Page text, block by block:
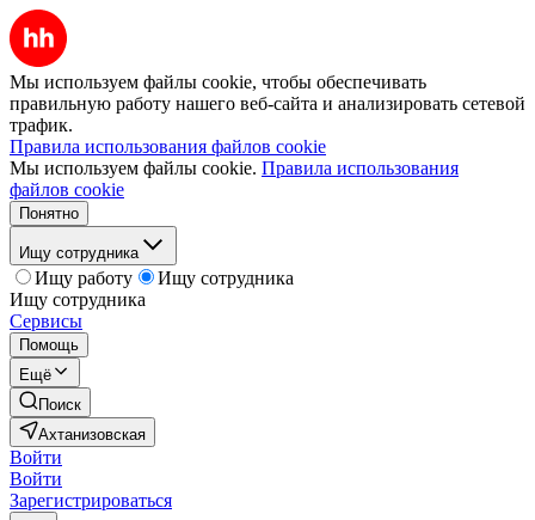
Мы используем файлы cookie, чтобы обеспечивать
правильную работу нашего веб-сайта и анализировать сетевой
трафик.
Правила использования файлов cookie
Мы используем файлы cookie. Правила использования
файлов cookie
Понятно
Ищу сотрудника
Ищу работу
Ищу сотрудника
Ищу сотрудника
Сервисы
Помощь
Ещё
Поиск
Ахтанизовская
Войти
Войти
Зарегистрироваться